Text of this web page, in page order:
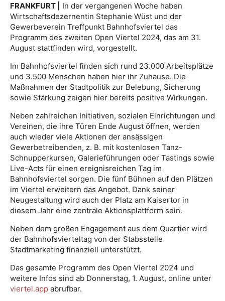
FRANKFURT |
In der vergangenen Woche haben
Wirtschaftsdezernentin Stephanie Wüst und der
Gewerbeverein Treffpunkt Bahnhofsviertel das
Programm des zweiten Open Viertel 2024, das am 31.
August stattfinden wird, vorgestellt.
Im Bahnhofsviertel finden sich rund 23.000 Arbeitsplätze
und 3.500 Menschen haben hier ihr Zuhause. Die
Maßnahmen der Stadtpolitik zur Belebung, Sicherung
sowie Stärkung zeigen hier bereits positive Wirkungen.
Neben zahlreichen Initiativen, sozialen Einrichtungen und
Vereinen, die ihre Türen Ende August öffnen, werden
auch wieder viele Aktionen der ansässigen
Gewerbetreibenden, z. B. mit kostenlosen Tanz-
Schnupperkursen, Galerieführungen oder Tastings sowie
Live-Acts für einen ereignisreichen Tag im
Bahnhofsviertel sorgen. Die fünf Bühnen auf den Plätzen
im Viertel erweitern das Angebot. Dank seiner
Neugestaltung wird auch der Platz am Kaisertor in
diesem Jahr eine zentrale Aktionsplattform sein.
Neben dem großen Engagement aus dem Quartier wird
der Bahnhofsvierteltag von der Stabsstelle
Stadtmarketing finanziell unterstützt.
Das gesamte Programm des Open Viertel 2024 und
weitere Infos sind ab Donnerstag, 1. August, online unter
viertel.app abrufbar.